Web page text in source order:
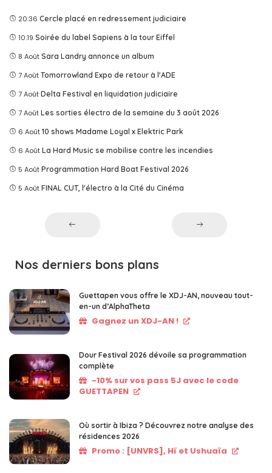
20:36 Cercle placé en redressement judiciaire
10:19 Soirée du label Sapiens à la tour Eiffel
8 Août Sara Landry annonce un album
7 Août Tomorrowland Expo de retour à l'ADE
7 Août Delta Festival en liquidation judiciaire
7 Août Les sorties électro de la semaine du 3 août 2026
6 Août 10 shows Madame Loyal x Elektric Park
6 Août La Hard Music se mobilise contre les incendies
5 Août Programmation Hard Boat Festival 2026
5 Août FINAL CUT, l'électro à la Cité du Cinéma
Nos derniers bons plans
Guettapen vous offre le XDJ-AN, nouveau tout-
en-un d’AlphaTheta
Gagnez un XDJ-AN !
Dour Festival 2026 dévoile sa programmation
complète
-10% sur vos pass 5J avec le code
GUETTAPEN
Où sortir à Ibiza ? Découvrez notre analyse des
résidences 2026
Promo : [UNVRS], Hï et Ushuaïa